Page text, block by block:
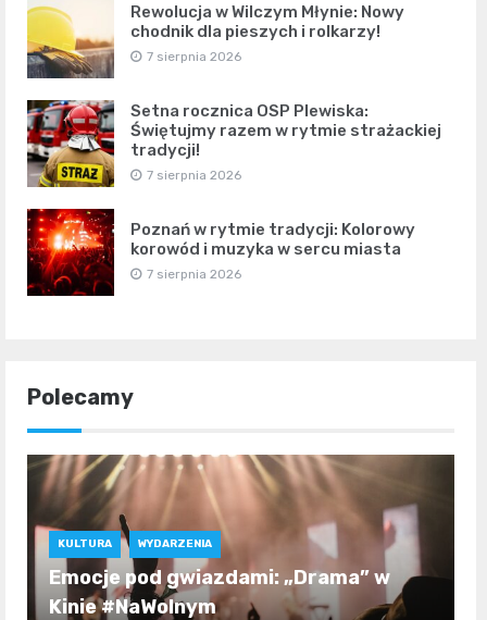
Rewolucja w Wilczym Młynie: Nowy
chodnik dla pieszych i rolkarzy!
7 sierpnia 2026
Setna rocznica OSP Plewiska:
Świętujmy razem w rytmie strażackiej
tradycji!
7 sierpnia 2026
Poznań w rytmie tradycji: Kolorowy
korowód i muzyka w sercu miasta
7 sierpnia 2026
Polecamy
KULTURA WYDARZENIA
Emocje pod gwiazdami: „Drama” w
Kinie #NaWolnym